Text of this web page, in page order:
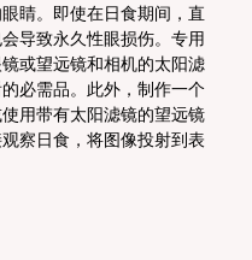
睛。即使在日食期间，直
导致永久性眼损伤。专用
或望远镜和相机的太阳滤
必需品。此外，制作一个
用带有太阳滤镜的望远镜
察日食，将图像投射到表